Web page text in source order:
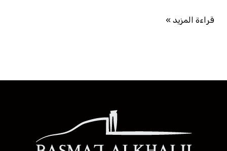
قراءة المزيد »